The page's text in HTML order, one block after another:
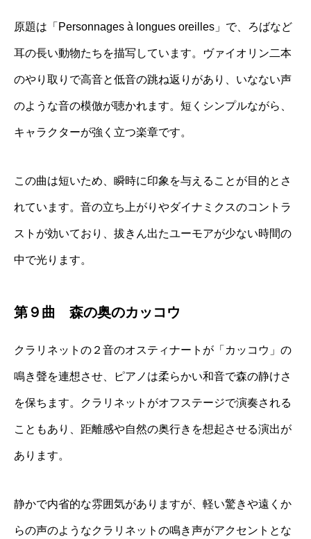
原題は「Personnages à longues oreilles」で、ろばなど
耳の長い動物たちを描写しています。ヴァイオリン二本
のやり取りで高音と低音の跳ね返りがあり、いなない声
のような音の模倣が聴かれます。短くシンプルながら、
キャラクターが強く立つ楽章です。
この曲は短いため、瞬時に印象を与えることが目的とさ
れています。音の立ち上がりやダイナミクスのコントラ
ストが効いており、拔きん出たユーモアが少ない時間の
中で光ります。
第９曲 森の奥のカッコウ
クラリネットの２音のオスティナートが「カッコウ」の
鳴き聲を連想させ、ピアノは柔らかい和音で森の静けさ
を保ちます。クラリネットがオフステージで演奏される
こともあり、距離感や自然の奥行きを想起させる演出が
あります。
静かで内省的な雰囲気がありますが、軽い驚きや遠くか
らの声のようなクラリネットの鳴き声がアクセントとな